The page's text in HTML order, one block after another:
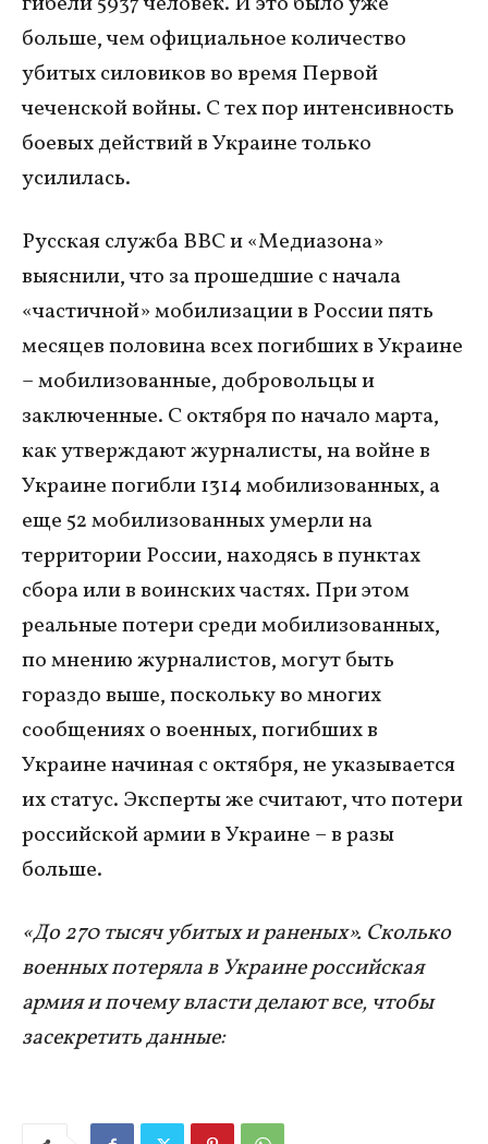
больше, чем официальное количество
убитых силовиков во время Первой
чеченской войны. С тех пор интенсивность
боевых действий в Украине только
усилилась.
Русская служба BBC и «Медиазона»
выяснили, что за прошедшие с начала
«частичной» мобилизации в России пять
месяцев половина всех погибших в Украине
– мобилизованные, добровольцы и
заключенные. С октября по начало марта,
как утверждают журналисты, на войне в
Украине погибли 1314 мобилизованных, а
еще 52 мобилизованных умерли на
территории России, находясь в пунктах
сбора или в воинских частях. При этом
реальные потери среди мобилизованных,
по мнению журналистов, могут быть
гораздо выше, поскольку во многих
сообщениях о военных, погибших в
Украине начиная с октября, не указывается
их статус. Эксперты же считают, что потери
российской армии в Украине – в разы
больше.
«До 270 тысяч убитых и раненых». Сколько
военных потеряла в Украине российская
армия и почему власти делают все, чтобы
засекретить данные: